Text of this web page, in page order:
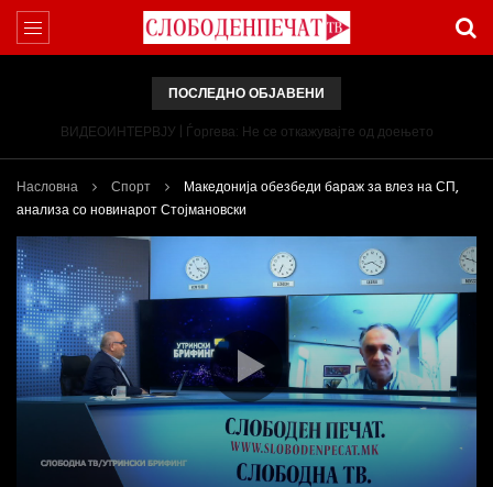
ПОСЛЕДНО ОБЈАВЕНИ
ВИДЕОИНТЕРВЈУ | Ѓоргева: Не се откажувајте од доењето
Насловна Спорт
Македонија обезбеди бараж за влез на СП,
анализа со новинарот Стојмановски